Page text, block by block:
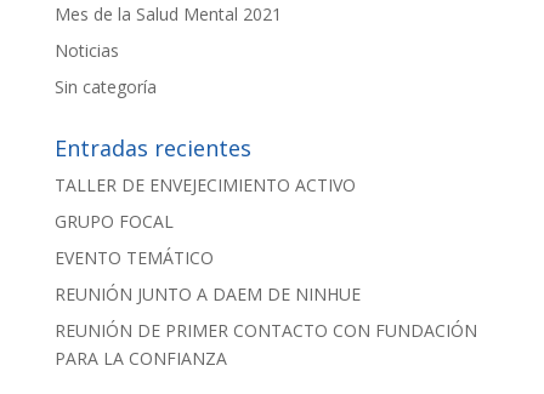
Mes de la Salud Mental 2021
Noticias
Sin categoría
Entradas recientes
TALLER DE ENVEJECIMIENTO ACTIVO
GRUPO FOCAL
EVENTO TEMÁTICO
REUNIÓN JUNTO A DAEM DE NINHUE
REUNIÓN DE PRIMER CONTACTO CON FUNDACIÓN
PARA LA CONFIANZA